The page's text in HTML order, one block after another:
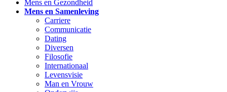
Mens en Gezondheid
Mens en Samenleving
Carriere
Communicatie
Dating
Diversen
Filosofie
Internationaal
Levensvisie
Man en Vrouw